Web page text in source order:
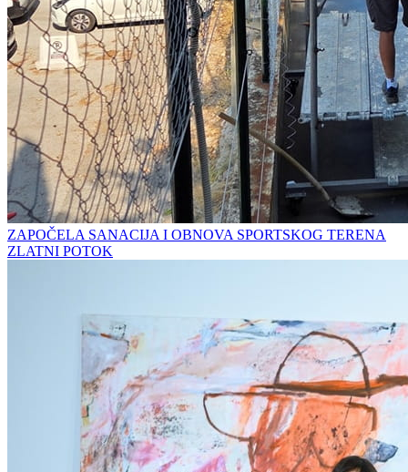
ZAPOČELA SANACIJA I OBNOVA SPORTSKOG TERENA
ZLATNI POTOK